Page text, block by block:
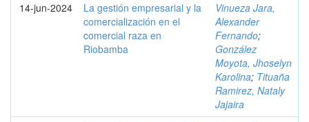
14-jun-2024
La gestión empresarial y la
comercialización en el
comercial raza en
Riobamba
Vinueza Jara,
Alexander
Fernando;
González
Moyota, Jhoselyn
Karolina; Tituaña
Ramirez, Nataly
Jajaira